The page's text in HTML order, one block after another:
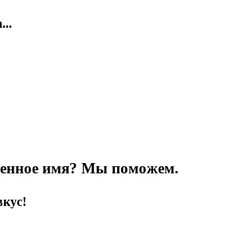
имя? Мы поможем.